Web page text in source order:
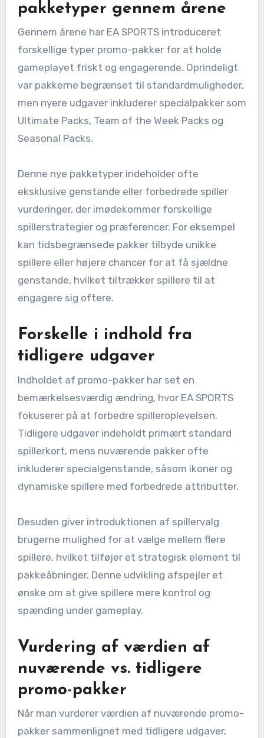
pakketyper gennem årene
Gennem årene har EA SPORTS introduceret
forskellige typer promo-pakker for at holde
gameplayet friskt og engagerende. Oprindeligt
var pakkerne begrænset til standardmuligheder,
men nyere udgaver inkluderer specialpakker som
Ultimate Packs, Team of the Week Packs og
Seasonal Packs.
Denne nye pakketyper indeholder ofte
eksklusive genstande eller forbedrede spiller
vurderinger, der imødekommer forskellige
spillerstrategier og præferencer. For eksempel
kan tidsbegrænsede pakker tilbyde unikke
spillere eller højere chancer for at få sjældne
genstande, hvilket tiltrækker spillere til at
engagere sig oftere.
Forskelle i indhold fra
tidligere udgaver
Indholdet af promo-pakker har set en
bemærkelsesværdig ændring, hvor EA SPORTS
fokuserer på at forbedre spilleroplevelsen.
Tidligere udgaver indeholdt primært standard
spillerkort, mens nuværende pakker ofte
inkluderer specialgenstande, såsom ikoner og
dynamiske spillere med forbedrede attributter.
Desuden giver introduktionen af spillervalg
brugerne mulighed for at vælge mellem flere
spillere, hvilket tilføjer et strategisk element til
pakkeåbninger. Denne udvikling afspejler et
ønske om at give spillere mere kontrol og
spænding under gameplay.
Vurdering af værdien af
nuværende vs. tidligere
promo-pakker
Når man vurderer værdien af nuværende promo-
pakker sammenlignet med tidligere udgaver,